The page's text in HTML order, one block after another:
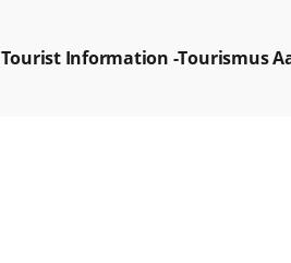
Tourist Information -Tourismus